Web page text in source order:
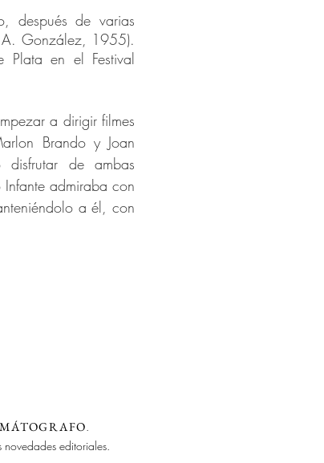
después de varias
González, 1955).
en el Festival
a dirigir filmes
Brando y Joan
de ambas
admiraba con
a él, con
.
novedades editoriales.